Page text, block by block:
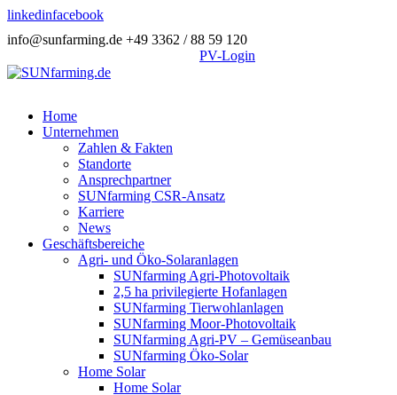
linkedinfacebook
info@sunfarming.de +49 3362 / 88 59 120
PV-Login
Home
Unternehmen
Zahlen & Fakten
Standorte
Ansprechpartner
SUNfarming CSR-Ansatz
Karriere
News
Geschäftsbereiche
Agri- und Öko-Solaranlagen
SUNfarming Agri-Photovoltaik
2,5 ha privilegierte Hofanlagen
SUNfarming Tierwohlanlagen
SUNfarming Moor-Photovoltaik
SUNfarming Agri-PV – Gemüseanbau
SUNfarming Öko-Solar
Home Solar
Home Solar